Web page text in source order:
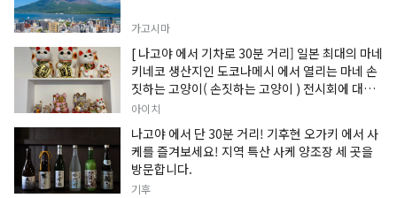
가고시마
[ 나고야 에서 기차로 30분 거리] 일본 최대의 마네
키네코 생산지인 도코나메시 에서 열리는 마네 손
짓하는 고양이( 손짓하는 고양이 ) 전시회에 대한
정보입니다.
아이치
나고야 에서 단 30분 거리! 기후현 오가키 에서 사
케를 즐겨보세요! 지역 특산 사케 양조장 세 곳을
방문합니다.
기후